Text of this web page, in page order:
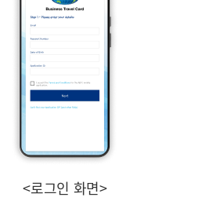
<로그인 화면>